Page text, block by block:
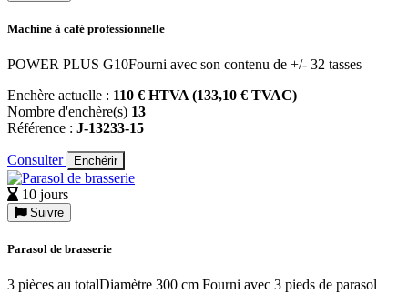
Machine à café professionnelle
POWER PLUS G10Fourni avec son contenu de +/- 32 tasses
Enchère actuelle : 110 € HTVA (133,10 € TVAC)
Nombre d'enchère(s) 13
Référence : J-13233-15
Consulter Enchérir
10 jours
Suivre
Parasol de brasserie
3 pièces au totalDiamètre 300 cm Fourni avec 3 pieds de parasol